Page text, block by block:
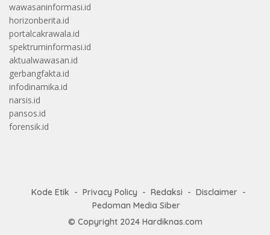
wawasaninformasi.id
horizonberita.id
portalcakrawala.id
spektruminformasi.id
aktualwawasan.id
gerbangfakta.id
infodinamika.id
narsis.id
pansos.id
forensik.id
Kode Etik Privacy Policy Redaksi
Disclaimer
Pedoman Media Siber
© Copyright 2024 Hardiknas.com